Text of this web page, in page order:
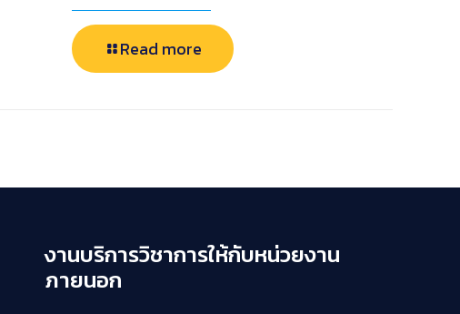
Read more
งานบริการวิชาการให้กับหน่วยงาน
ภายนอก